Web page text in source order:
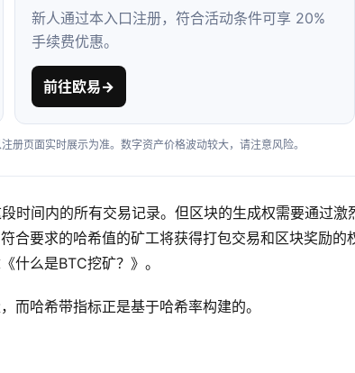
新人通过本入口注册，符合活动条件可享 20%
手续费优惠。
前往欧易→
页面实时展示为准。数字资产价格波动较大，请注意风险。
时间内的所有交易记录。但区块的生成权需要通过激
合要求的哈希值的矿工将获得打包交易和区块奖励的
什么是BTC挖矿？》。
而哈希带指标正是基于哈希率构建的。